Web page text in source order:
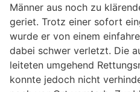
Männer aus noch zu
geriet. Trotz einer sofort
wurde er von einem
dabei schwer verletzt. Die
leiteten umgehend
konnte jedoch nicht